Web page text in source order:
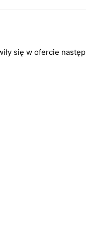
się w ofercie